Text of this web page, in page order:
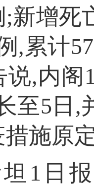
;新增死
,累计
说,内阁
至5日,
施原
1日